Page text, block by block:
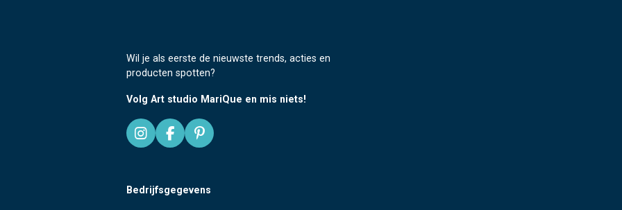
Wil je als eerste de nieuwste trends, acties en
producten spotten?
Volg Art studio MariQue en mis niets!
I
n
a
F
a
b
P
i
e
Bedrijfsgegevens